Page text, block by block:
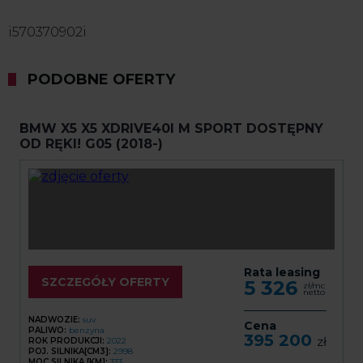
i570370902i
PODOBNE OFERTY
BMW X5 X5 XDRIVE40I M SPORT DOSTĘPNY
OD RĘKI! G05 (2018-)
NADWOZIE: suv
PALIWO: benzyna
ROK PRODUKCJI: 2022
POJ. SILNIKA[CM3]: 2998
SZCZEGÓŁY OFERTY
Rata leasing
5 326 zł/mc
netto
Cena
395 200 zł